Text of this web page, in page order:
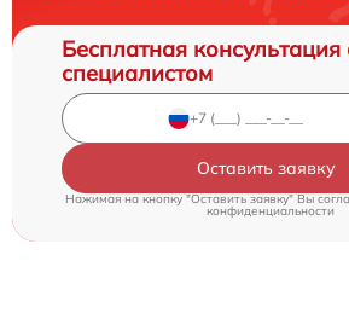
Бесплатная консультация
специалистом
Оставить заявку
Нажимая на кнопку "Оставить заявку" Вы
конфиденциальности